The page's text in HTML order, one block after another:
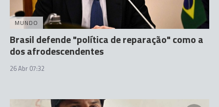
MUNDO
Brasil defende "política de reparação" como a
dos afrodescendentes
26 Abr 07:32